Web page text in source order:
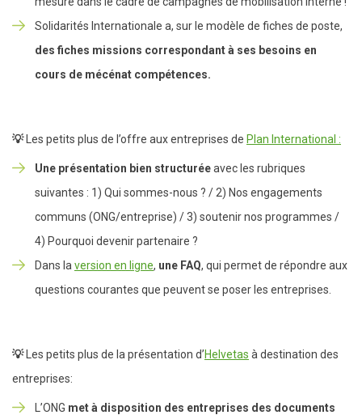
Solidarités Internationale a, sur le modèle de fiches de poste,
des fiches missions correspondant à ses besoins en
cours de mécénat compétences.
💡 Les petits plus de l’offre aux entreprises de Plan International :
Une présentation bien structuréeavec les rubriques
suivantes : 1) Qui sommes-nous ? / 2) Nos engagements
communs (ONG/entreprise) / 3) soutenir nos programmes /
4) Pourquoi devenir partenaire ?
Dans la version en ligne, une FAQ, qui permet de répondre aux
questions courantes que peuvent se poser les entreprises.
💡 Les petits plus de la présentation d’Helvetas à destination des
entreprises:
L’ONG met à disposition des entreprises des documents